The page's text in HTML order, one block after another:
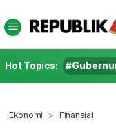
Hot Topics:
Ekonomi Finansial